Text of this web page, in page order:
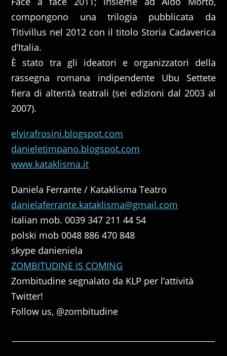
compongono una trilogia pubblicata da
Titivillus nel 2012 con il titolo Storia Cadaverica
d’Italia.
È stato tra gli ideatori e organizzatori della
rassegna romana indipendente Ubu Settete
fiera di alterità teatrali (sei edizioni dal 2003 al
2007).
elvirafrosini.blogspot.com
danieletimpano.blogspot.com
www.kataklisma.it
Daniela Ferrante / Kataklisma Teatro
danielaferrante.kataklisma@gmail.com
italian mob. 0039 347 211 44 54
polski mob 0048 886 470 848
skype danieniela
ZOMBITUDINE IS COMING
Zombitudine segnalato da KLP per l’attività
Twitter!
Follow us, @zombitudine